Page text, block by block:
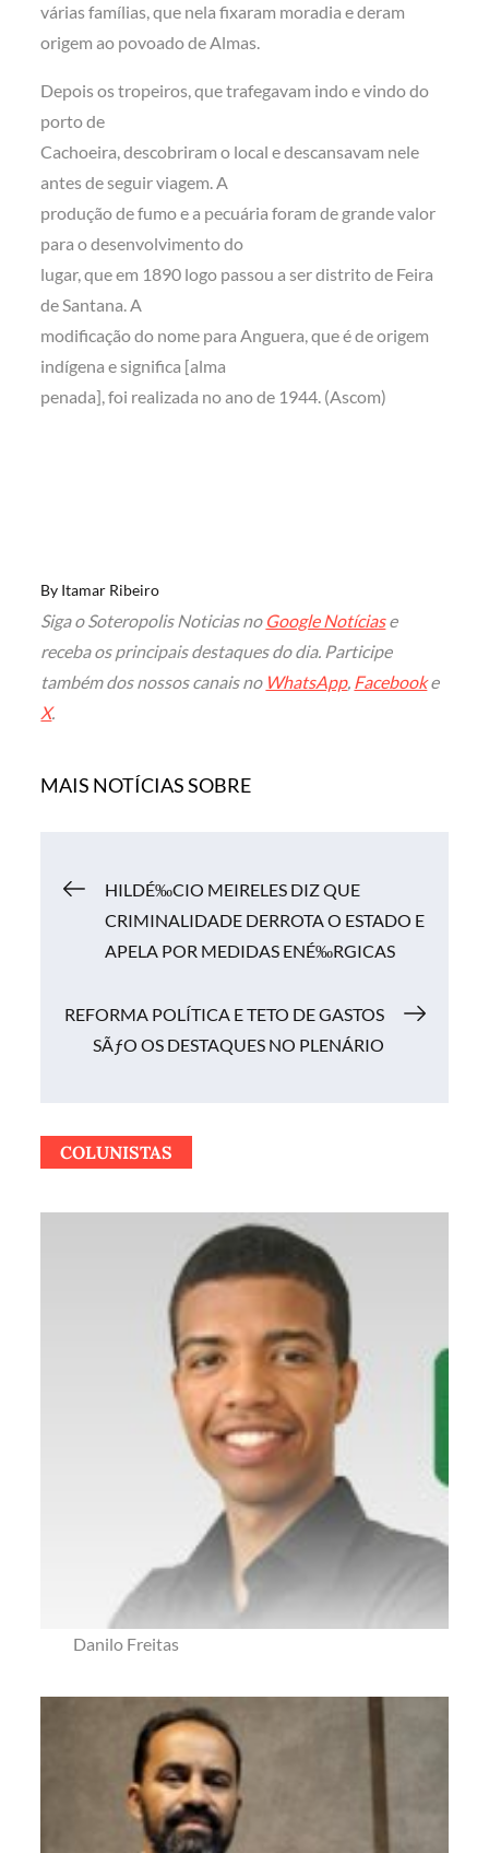
várias famílias, que nela fixaram moradia e deram
origem ao povoado de Almas.
Depois os tropeiros, que trafegavam indo e vindo do
porto de
Cachoeira, descobriram o local e descansavam nele
antes de seguir viagem. A
produção de fumo e a pecuária foram de grande valor
para o desenvolvimento do
lugar, que em 1890 logo passou a ser distrito de Feira
de Santana. A
modificação do nome para Anguera, que é de origem
indígena e significa [alma
penada], foi realizada no ano de 1944. (Ascom)
By Itamar Ribeiro
Siga o Soteropolis Noticias no Google Notíciase
receba os principais destaques do dia. Participe
também dos nossos canais no WhatsApp, Facebooke
X.
MAIS NOTÍCIAS SOBRE
Navegação
de
Post
HILDÉ‰CIO MEIRELES DIZ QUE
CRIMINALIDADE DERROTA O ESTADO E
APELA POR MEDIDAS ENÉ‰RGICAS
REFORMA POLÍTICA E TETO DE GASTOS
SÃƒO OS DESTAQUES NO PLENÁRIO
COLUNISTAS
Danilo Freitas